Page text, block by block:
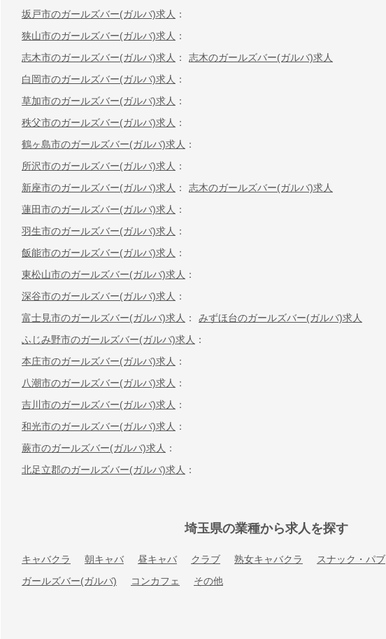
坂戸市のガールズバー(ガルバ)求人
狭山市のガールズバー(ガルバ)求人
志木市のガールズバー(ガルバ)求人
志木のガールズバー(ガルバ)求人
白岡市のガールズバー(ガルバ)求人
草加市のガールズバー(ガルバ)求人
秩父市のガールズバー(ガルバ)求人
鶴ヶ島市のガールズバー(ガルバ)求人
所沢市のガールズバー(ガルバ)求人
新座市のガールズバー(ガルバ)求人
志木のガールズバー(ガルバ)求人
蓮田市のガールズバー(ガルバ)求人
羽生市のガールズバー(ガルバ)求人
飯能市のガールズバー(ガルバ)求人
東松山市のガールズバー(ガルバ)求人
深谷市のガールズバー(ガルバ)求人
富士見市のガールズバー(ガルバ)求人
みずほ台のガールズバー(ガルバ)求人
ふじみ野市のガールズバー(ガルバ)求人
本庄市のガールズバー(ガルバ)求人
八潮市のガールズバー(ガルバ)求人
吉川市のガールズバー(ガルバ)求人
和光市のガールズバー(ガルバ)求人
蕨市のガールズバー(ガルバ)求人
北足立郡のガールズバー(ガルバ)求人
埼玉県の業種から求人を探す
キャバクラ 朝キャバ 昼キャバ クラブ 熟女キャバクラ スナック・パブ
ガールズバー(ガルバ)
コンカフェ その他